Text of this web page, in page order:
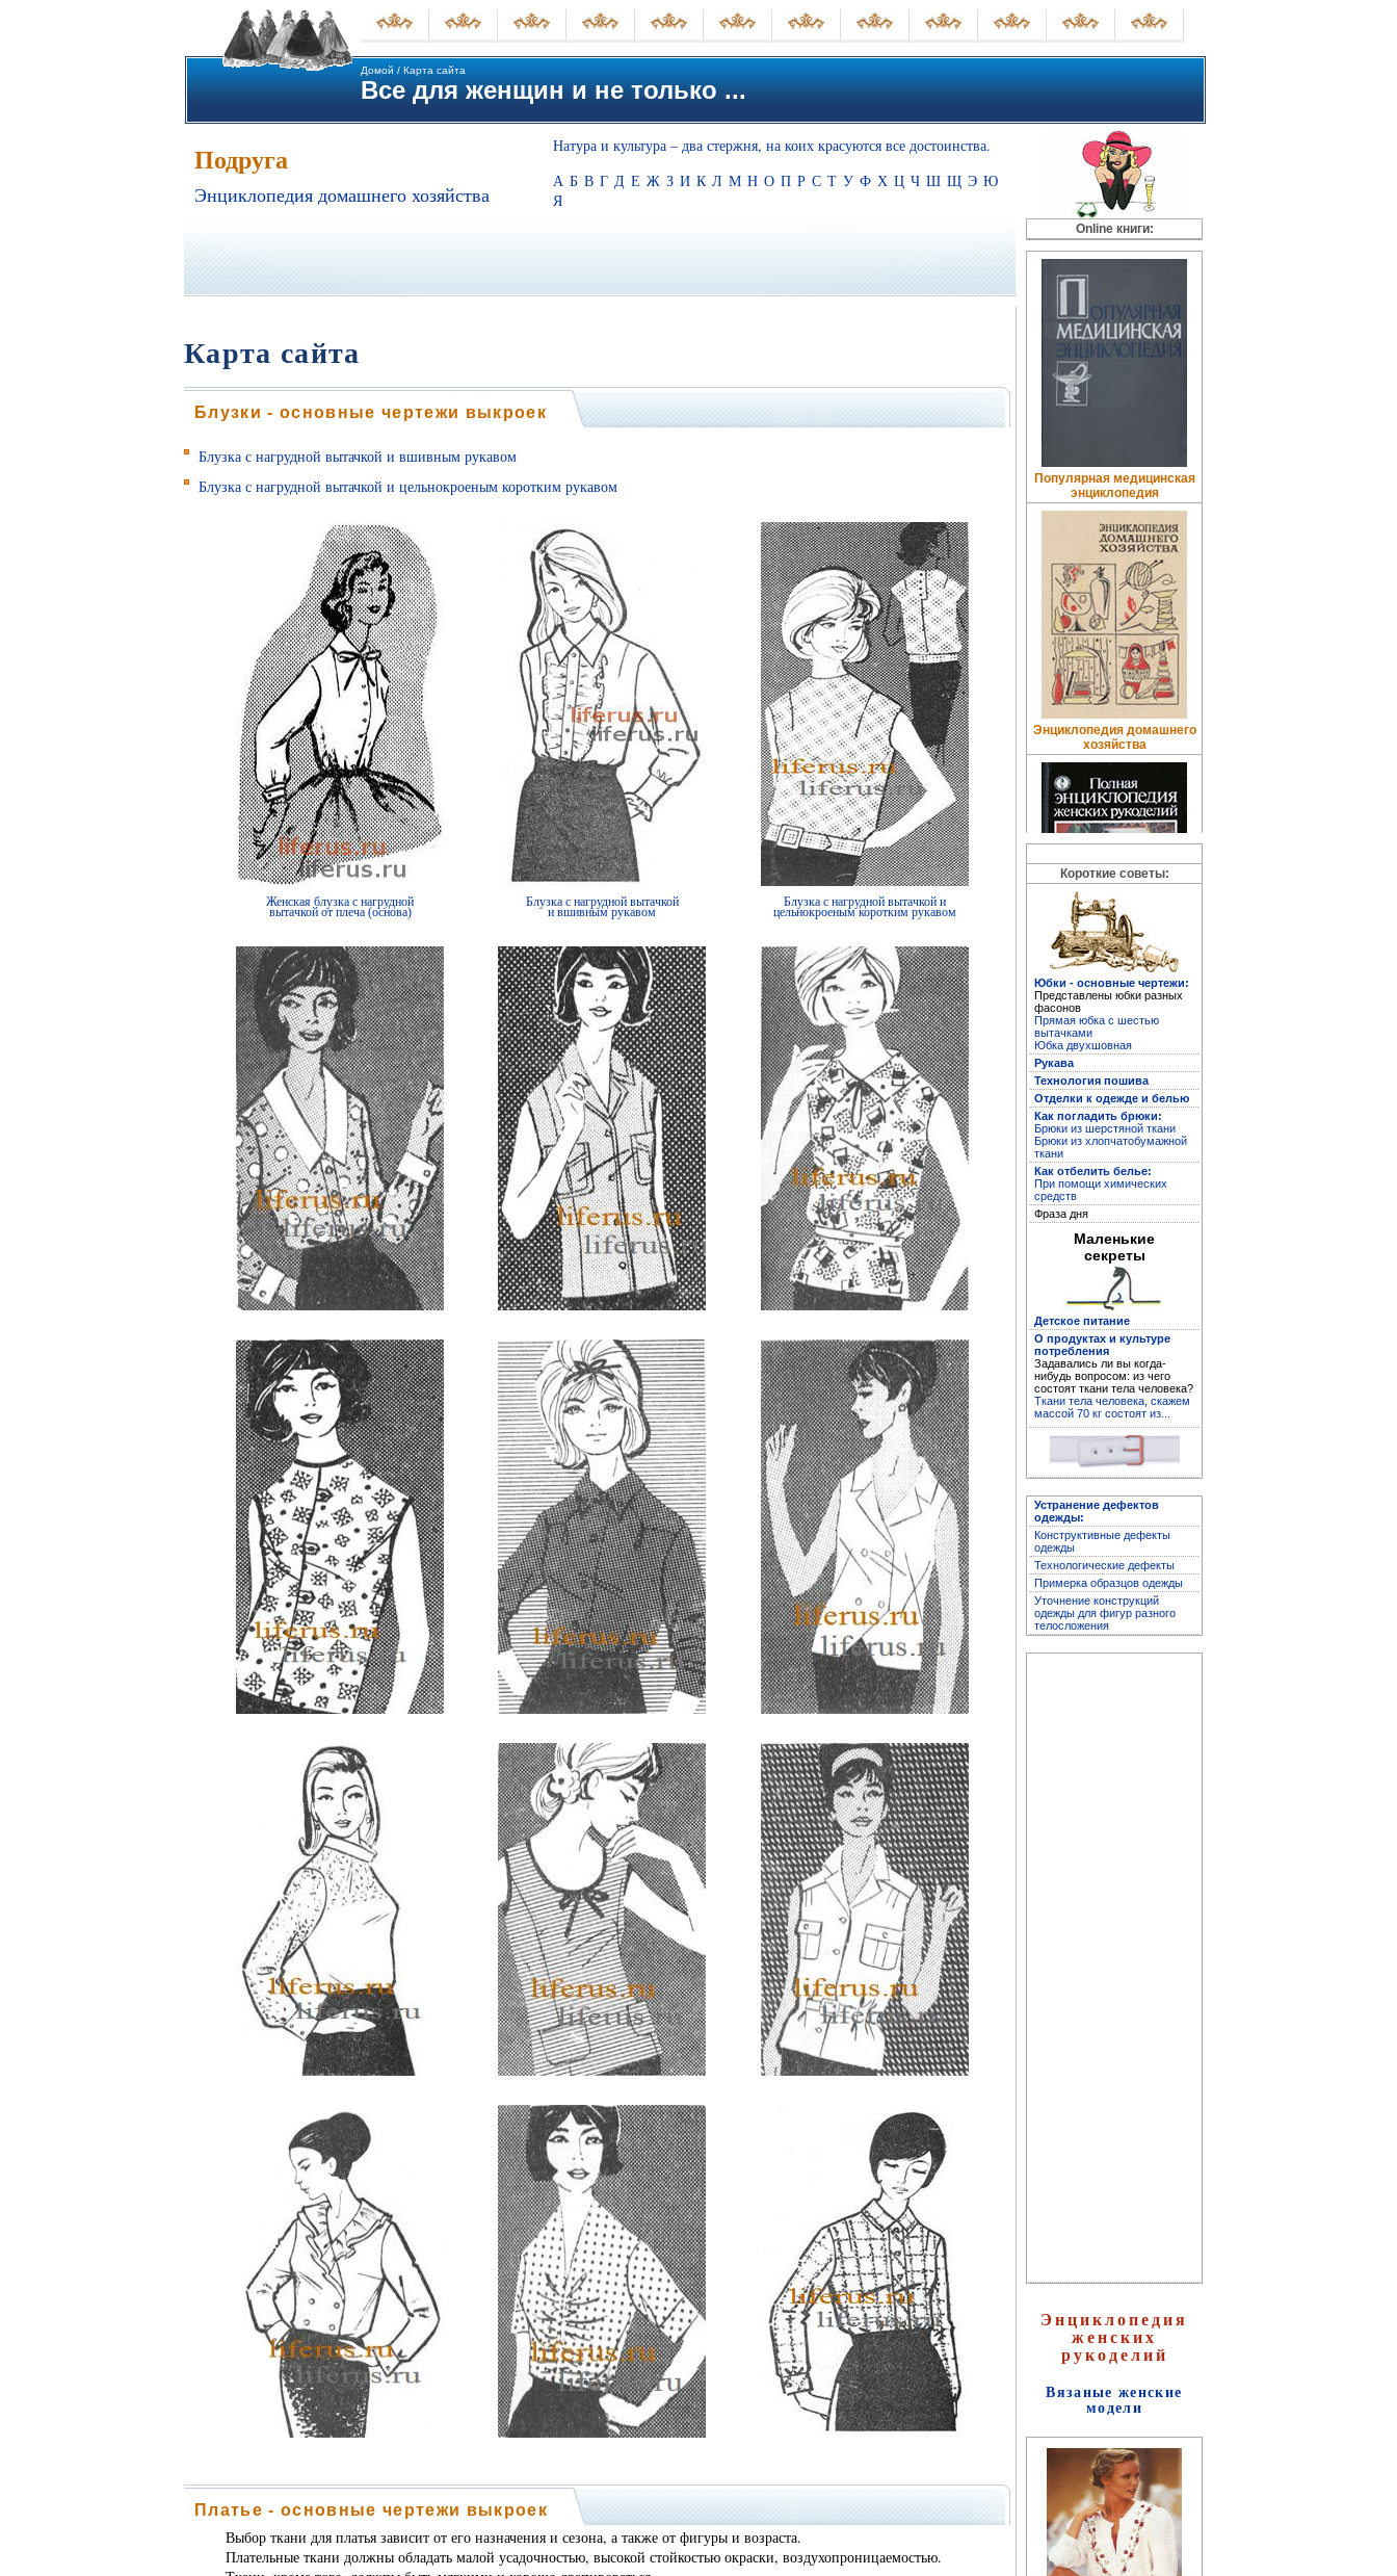
Домой / Карта сайта
Все для женщин и не только ...
Подруга
Энциклопедия домашнего хозяйства
Натура и культура – два стержня, на коих красуются все достоинства.
А Б В Г Д Е Ж З И К Л М Н О П Р С Т У Ф Х Ц Ч Ш Щ Э Ю
Я
Карта сайта
Блузки - основные чертежи выкроек
Блузка с нагрудной вытачкой и вшивным рукавом
Блузка с нагрудной вытачкой и цельнокроеным коротким рукавом
Женская блузка с нагрудной
вытачкой от плеча (основа)
Блузка с нагрудной вытачкой
и вшивным рукавом
Блузка с нагрудной вытачкой и
цельнокроеным коротким рукавом
Платье - основные чертежи выкроек
Выбор ткани для платья зависит от его назначения и сезона, а также от фигуры и возраста.
Плательные ткани должны обладать малой усадочностью, высокой стойкостью окраски, воздухопроницаемостью.
Online книги:
Популярная медицинская
энциклопедия
Энциклопедия домашнего
хозяйства
Полная энциклопедия
женских рукоделий
Кройка и пошив дома
Устранение дефектов
Цветущая косметика
Короткие советы:
Юбки - основные чертежи:
Представлены юбки разных
фасонов
Прямая юбка с шестью
вытачками
Юбка двухшовная
Рукава
Технология пошива
Отделки к одежде и белью
Как погладить брюки:
Брюки из шерстяной ткани
Брюки из хлопчатобумажной
ткани
Как отбелить белье:
При помощи химических
средств
Фраза дня
Маленькие
секреты
Детское питание
О продуктах и культуре
потребления
Задавались ли вы когда-
нибудь вопросом: из чего
состоят ткани тела человека?
Ткани тела человека, скажем
массой 70 кг состоят из...
Устранение дефектов
одежды:
Конструктивные дефекты
одежды
Технологические дефекты
Примерка образцов одежды
Уточнение конструкций
одежды для фигур разного
телосложения
Энциклопедия
женских
рукоделий
Вязаные женские
модели